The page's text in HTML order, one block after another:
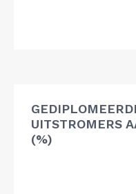
UITSTROMERS
(%)